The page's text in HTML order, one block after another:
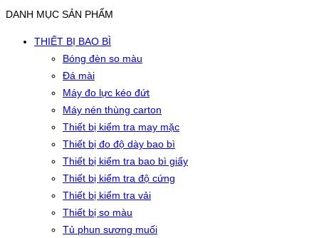
DANH MỤC SẢN PHẨM
THIẾT BỊ BAO BÌ
Bóng đèn so màu
Đá mài
Máy đo lực kéo đứt
Máy nén thùng carton
Thiết bị kiểm tra may mặc
Thiết bị đo độ dày bao bì
Thiết bị kiểm tra bao bì giấy
Thiết bị kiểm tra độ cứng
Thiết bị kiểm tra vải
Thiết bị so màu
Tủ phun sương muối